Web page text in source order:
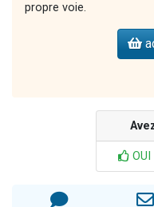
propre voie.
OUI